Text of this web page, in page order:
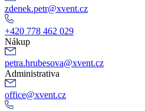
zdenek.petr@xvent.cz
+420 778 462 029
Nákup
petra.hrubesova@xvent.cz
Administrativa
office@xvent.cz